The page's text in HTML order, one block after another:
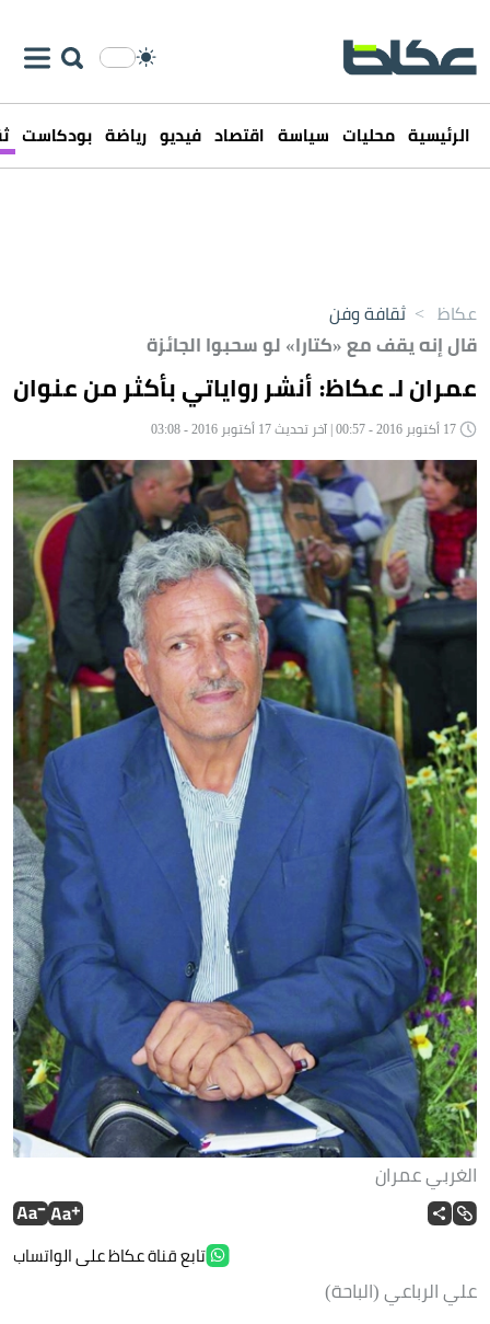
الرئيسية محليات سياسة اقتصاد فيديو رياضة بودكاست
عكاظ > ثقافة وفن
قال إنه يقف مع «كتارا» لو سحبوا الجائزة
عمران لـ عكاظ: أنشر رواياتي بأكثر من عنوان
الغربي عمران
تابع قناة عكاظ على الواتساب
علي الرباعي (الباحة)